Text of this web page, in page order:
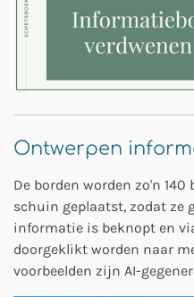
Ontwerpen
De borden worden zo'n
schuin geplaatst, zodat ze
informatie is beknopt en
doorgeklikt worden naar
voorbeelden zijn AI-